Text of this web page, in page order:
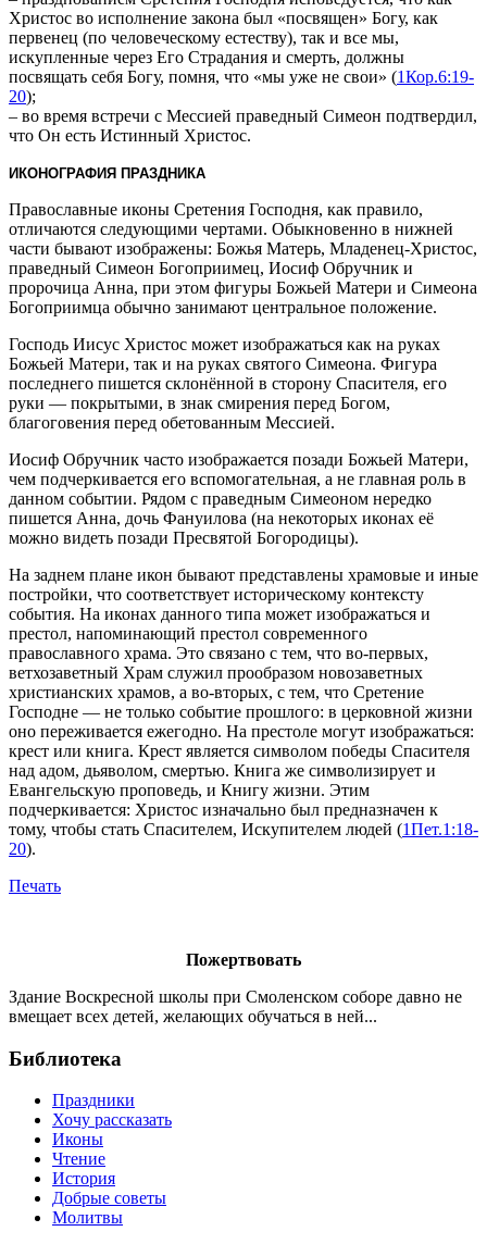
Христос во исполнение закона был «посвящен» Богу, как
первенец (по человеческому естеству), так и все мы,
искупленные через Его Страдания и смерть, должны
посвящать себя Богу, помня, что «мы уже не свои» (1Кор.6:19-
20);
– во время встречи с Мессией праведный Симеон подтвердил,
что Он есть Истинный Христос.
ИКОНОГРАФИЯ ПРАЗДНИКА
Православные иконы Сретения Господня, как правило,
отличаются следующими чертами. Обыкновенно в нижней
части бывают изображены: Божья Матерь, Младенец-Христос,
праведный Симеон Богоприимец, Иосиф Обручник и
пророчица Анна, при этом фигуры Божьей Матери и Симеона
Богоприимца обычно занимают центральное положение.
Господь Иисус Христос может изображаться как на руках
Божьей Матери, так и на руках святого Симеона. Фигура
последнего пишется склонённой в сторону Спасителя, его
руки — покрытыми, в знак смирения перед Богом,
благоговения перед обетованным Мессией.
Иосиф Обручник часто изображается позади Божьей Матери,
чем подчеркивается его вспомогательная, а не главная роль в
данном событии. Рядом с праведным Симеоном нередко
пишется Анна, дочь Фануилова (на некоторых иконах её
можно видеть позади Пресвятой Богородицы).
На заднем плане икон бывают представлены храмовые и иные
постройки, что соответствует историческому контексту
события. На иконах данного типа может изображаться и
престол, напоминающий престол современного
православного храма. Это связано с тем, что во-первых,
ветхозаветный Храм служил прообразом новозаветных
христианских храмов, а во-вторых, с тем, что Сретение
Господне — не только событие прошлого: в церковной жизни
оно переживается ежегодно. На престоле могут изображаться:
крест или книга. Крест является символом победы Спасителя
над адом, дьяволом, смертью. Книга же символизирует и
Евангельскую проповедь, и Книгу жизни. Этим
подчеркивается: Христос изначально был предназначен к
тому, чтобы стать Спасителем, Искупителем людей (1Пет.1:18-
20).
Печать
Пожертвовать
Здание Воскресной школы при Смоленском соборе давно не
вмещает всех детей, желающих обучаться в ней...
Библиотека
Праздники
Хочу рассказать
Иконы
Чтение
История
Добрые советы
Молитвы